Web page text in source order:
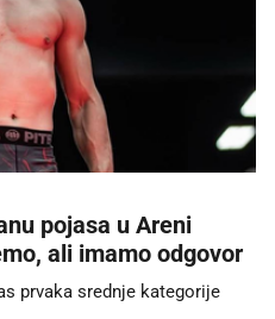
pojasa u Areni
ali imamo odgovor
prvaka srednje kategorije